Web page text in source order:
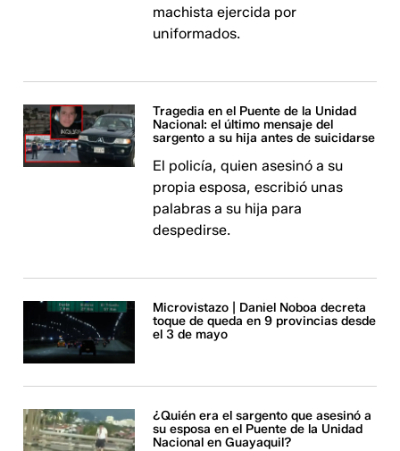
machista ejercida por
uniformados.
Tragedia en el Puente de la Unidad
Nacional: el último mensaje del
sargento a su hija antes de suicidarse
El policía, quien asesinó a su
propia esposa, escribió unas
palabras a su hija para
despedirse.
Microvistazo | Daniel Noboa decreta
toque de queda en 9 provincias desde
el 3 de mayo
¿Quién era el sargento que asesinó a
su esposa en el Puente de la Unidad
Nacional en Guayaquil?